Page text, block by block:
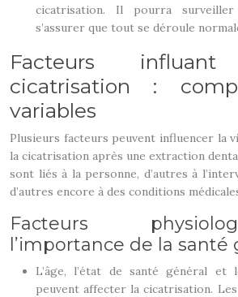
cicatrisation. Il pourra
s’assurer que tout se déroule
Facteurs
cicatrisation :
variables
Plusieurs facteurs peuvent influencer la
la cicatrisation après une extraction
sont liés à la personne, d’autres à
d’autres encore à des conditions
Facteurs
l’importance de la santé
L’âge, l’état de santé général et
peuvent affecter la cicatrisation.